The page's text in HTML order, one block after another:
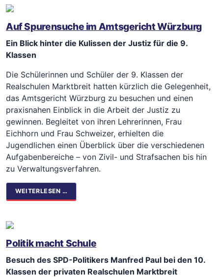
Auf Spurensuche im Amtsgericht Würzburg
Ein Blick hinter die Kulissen der Justiz für die 9.
Klassen
Die Schülerinnen und Schüler der 9. Klassen der
Realschulen Marktbreit hatten kürzlich die Gelegenheit,
das Amtsgericht Würzburg zu besuchen und einen
praxisnahen Einblick in die Arbeit der Justiz zu
gewinnen. Begleitet von ihren Lehrerinnen, Frau
Eichhorn und Frau Schweizer, erhielten die
Jugendlichen einen Überblick über die verschiedenen
Aufgabenbereiche – von Zivil- und Strafsachen bis hin
zu Verwaltungsverfahren.
WEITERLESEN …
Politik macht Schule
Besuch des SPD-Politikers Manfred Paul bei den 10.
Klassen der privaten Realschulen Marktbreit